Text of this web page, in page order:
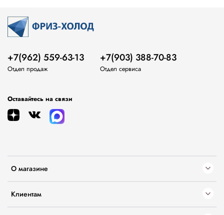
О магазине
Клиентам
+7(962) 559-63-13
Отдел продаж
+7(903) 388-70-83
Отдел сервиса
Оставайтесь на связи